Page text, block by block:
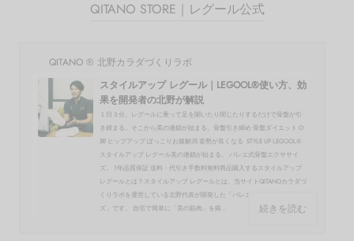
QITANO STORE｜レグール公式
QITANO ® 北野カラダづくりラボ
スタイルアップ レグール｜LEGOOL®使い方、効
果を開発者の北野が解説
１日３分。レグールに乗って足を開いたり閉じたりするだけで骨盤が引
き締まる。そこから美の連鎖が始まる。骨盤引き締め 骨盤ダイエット O
脚 ヒップアップ ぽっこりお腹解消 姿勢が良くなる STYLE UP LEGOOL®
スタイルアップ レグール美の連鎖が始まる。 バレエ式骨盤エクササイ
ズ。 1年品質保証 送料・代引き手数料無料商品購入するスタイルアップ
レグールとは？スタイルアップ レグールとは、当サイトQITANOカラダづ
くりラボを運営している北野代表が開発した「バレエ式骨盤エクササイ
ズ」です。 自宅で簡単に「美の筋肉」を鍛...
続きを読む